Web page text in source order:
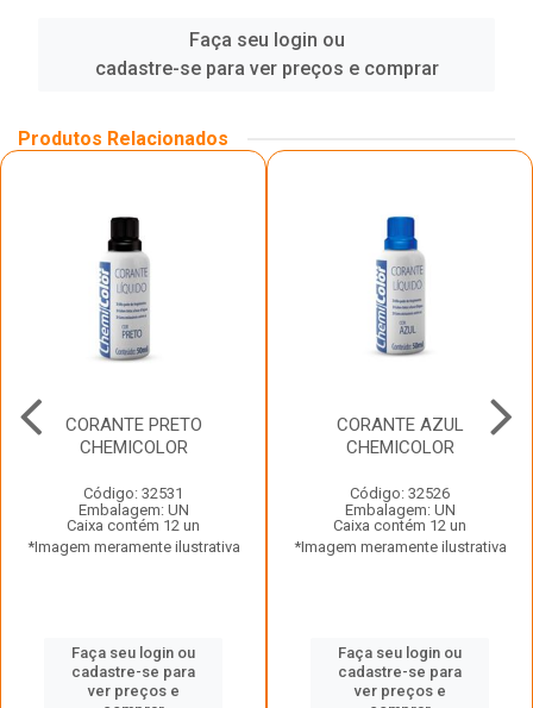
Faça seu login ou
cadastre-se para ver preços e comprar
Produtos Relacionados
CORANTE PRETO
CHEMICOLOR
Código: 32531
Embalagem: UN
Caixa contém 12 un
*Imagem meramente ilustrativa
Faça seu login ou
cadastre-se para
ver preços e
CORANTE AZUL
CHEMICOLOR
Código: 32526
Embalagem: UN
Caixa contém 12 un
*Imagem meramente ilustrativa
Faça seu login ou
cadastre-se para
ver preços e